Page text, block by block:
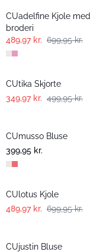
CUadelfine Kjole med
broderi
489,97 kr. 699,95 kr.
-30%
CUtika Skjorte
349,97 kr. 499,95 kr.
CUmusso Bluse
399,95 kr.
-30%
CUlotus Kjole
489,97 kr. 699,95 kr.
CUjustin Bluse